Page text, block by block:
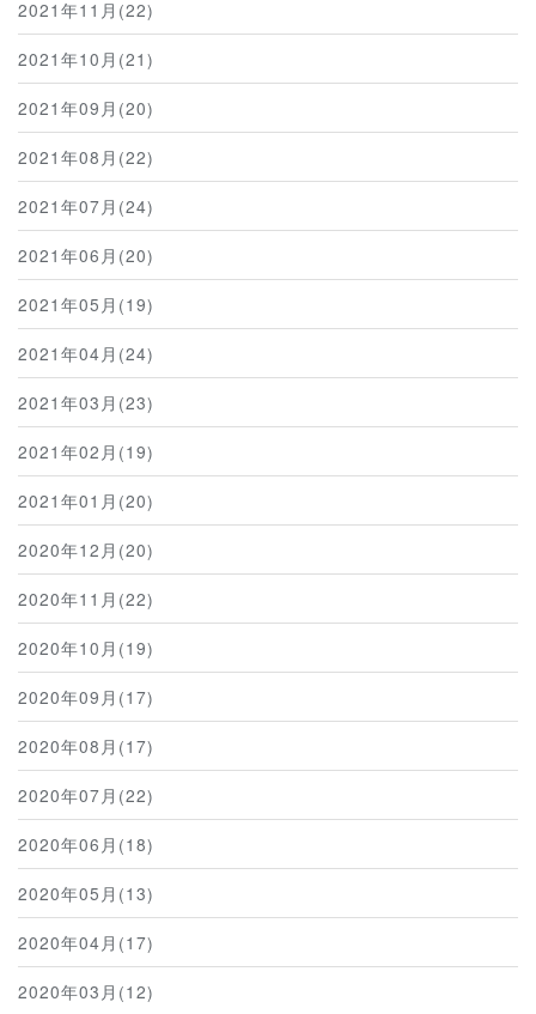
2021年11月(22)
2021年10月(21)
2021年09月(20)
2021年08月(22)
2021年07月(24)
2021年06月(20)
2021年05月(19)
2021年04月(24)
2021年03月(23)
2021年02月(19)
2021年01月(20)
2020年12月(20)
2020年11月(22)
2020年10月(19)
2020年09月(17)
2020年08月(17)
2020年07月(22)
2020年06月(18)
2020年05月(13)
2020年04月(17)
2020年03月(12)